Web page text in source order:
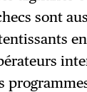
sont